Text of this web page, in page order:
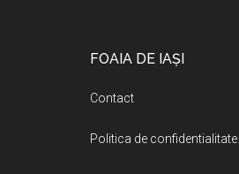
FOAIA DE IAȘI
Contact
Politica de confidentialitate